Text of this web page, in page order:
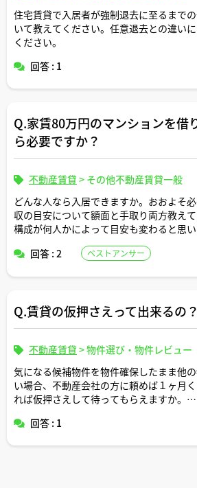
住宅賃貸で入居者が強制退去に至るまで
いて教えてください。任意退去との違い
ください。
回答 : 1
Q.家賃80万円のマンションを借
ら必要ですか？
不動産賃貸 > その他不動産賃貸一般
どんな人なら入居できますか。おおよそ
収の目安について額面と手取り両方教え
構成が何人かによって目安も変わると思
回答 : 2
ベストアンサー
Q.賃貸の仮押さえって出来るの
不動産賃貸 >物件選び・物件レビュー
気になる候補物件を物件確保したまま他
い場合、不動産会社の方に頼めば１ヶ月
れば仮押さえして待ってもらえますか。
場合によってはデポジット的に仮押さえ
回答 : 1